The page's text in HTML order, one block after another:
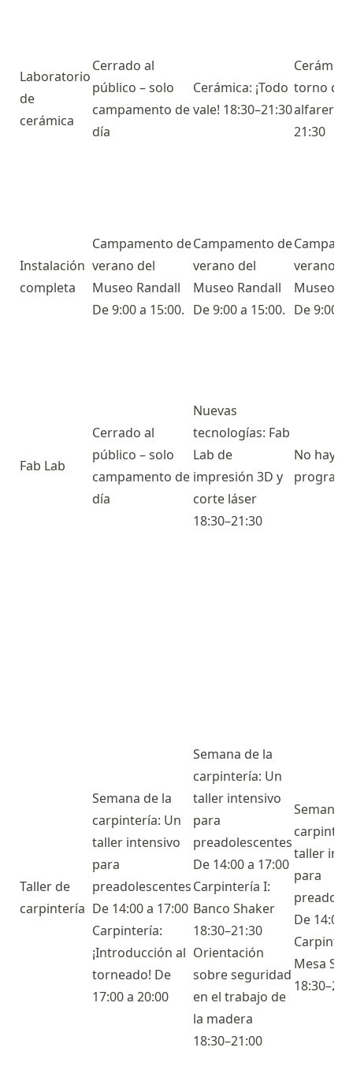
Laboratorio
de
cerámica
Cerrado al
público – solo
campamento de
día
Cerámica: ¡Todo
vale! 18:30–21:30
torno de
alfarero
21:30
Instalación
completa
Campamento de
verano del
Museo Randall
De 9:00 a 15:00.
Campamento de
verano del
Museo Randall
De 9:00 a 15:00.
verano
Museo
De 9:00 a
Fab Lab
Cerrado al
público – solo
campamento de
día
Nuevas
tecnologías: Fab
Lab de
impresión 3D y
corte láser
18:30–21:30
No hay
Taller de
carpintería
Semana de la
carpintería: Un
taller intensivo
para
preadolescentes
De 14:00 a 17:00
Carpintería:
¡Introducción al
torneado! De
17:00 a 20:00
Semana de la
carpintería: Un
taller intensivo
para
preadolescentes
De 14:00 a 17:00
Carpintería I:
Banco Shaker
18:30–21:30
Orientación
sobre seguridad
en el trabajo de
la madera
18:30–21:00
Semana
taller
para
De 14:00
Mesa